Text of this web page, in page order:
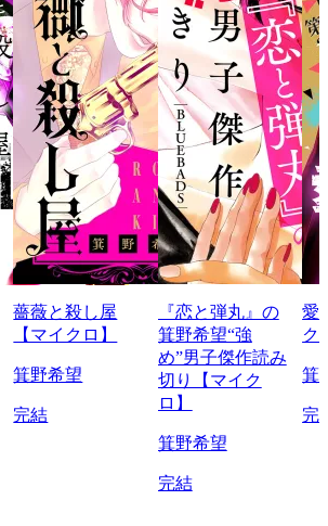
薔薇と殺し屋
【マイクロ】
箕野希望
完結
『恋と弾丸』の
箕野希望“強
め”男子傑作読み
切り【マイク
ロ】
箕野希望
完結
愛
ク
箕
完